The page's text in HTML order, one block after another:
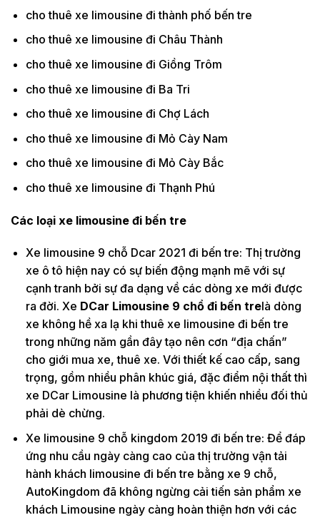
cho thuê xe limousine đi thành phố bến tre
cho thuê xe limousine đi Châu Thành
cho thuê xe limousine đi Giồng Trôm
cho thuê xe limousine đi Ba Tri
cho thuê xe limousine đi Chợ Lách
cho thuê xe limousine đi Mỏ Cày Nam
cho thuê xe limousine đi Mỏ Cày Bắc
cho thuê xe limousine đi Thạnh Phú
Các loại xe limousine đi bến tre
Xe limousine 9 chỗ Dcar 2021 đi bến tre: Thị trường
xe ô tô hiện nay có sự biến động mạnh mẽ với sự
cạnh tranh bởi sự đa dạng về các dòng xe mới được
ra đời. Xe DCar Limousine 9 chổ đi bến trelà dòng
xe không hề xa lạ khi thuê xe limousine đi bến tre
trong những năm gần đây tạo nên cơn “địa chấn”
cho giới mua xe, thuê xe. Với thiết kế cao cấp, sang
trọng, gồm nhiều phân khúc giá, đặc điểm nội thất thì
xe DCar Limousine là phương tiện khiến nhiều đối thủ
phải dè chừng.
Xe limousine 9 chỗ kingdom 2019 đi bến tre: Để đáp
ứng nhu cầu ngày càng cao của thị trường vận tải
hành khách limousine đi bến tre bằng xe 9 chỗ,
AutoKingdom đã không ngừng cải tiến sản phẩm xe
khách Limousine ngày càng hoàn thiện hơn với các